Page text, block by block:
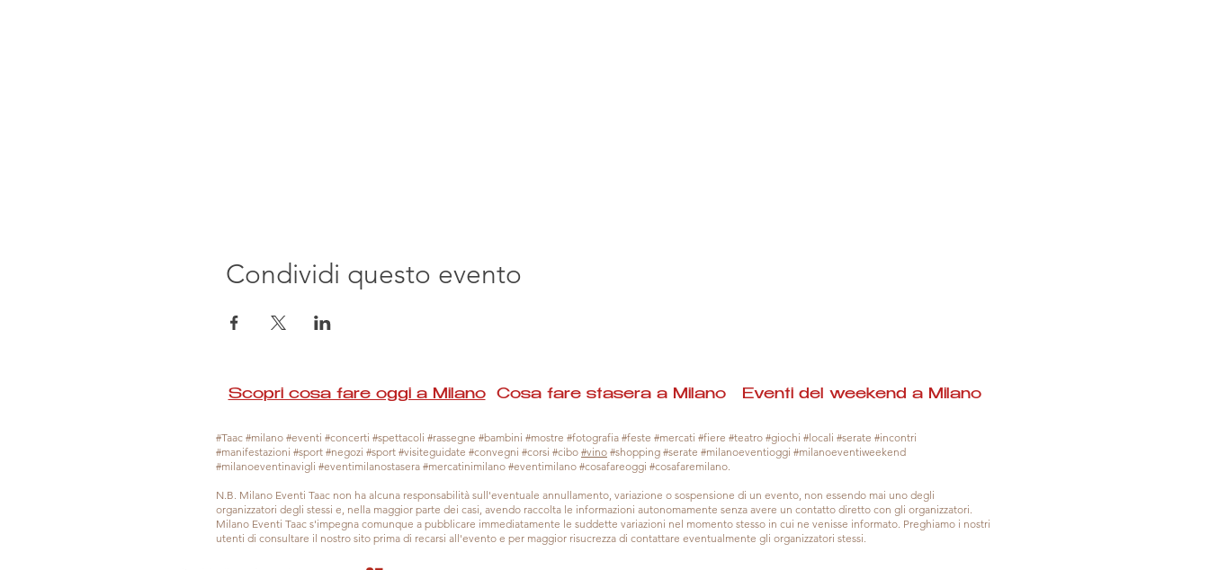
Condividi questo evento
Scopri cosa fare oggi a MilanoCosa fare stasera a Milano Eventi del weekend a Milano
#Taac #milano #eventi #concerti #spettacoli #rassegne #bambini #mostre #fotografia #feste #mercati #fiere #teatro #giochi #locali #serate #incontri
#manifestazioni #sport #negozi #sport #visiteguidate #convegni #corsi #cibo #vino #shopping #serate #milanoeventioggi #milanoeventiweekend
#milanoeventinavigli #eventimilanostasera #mercatinimilano #eventimilano #cosafareoggi #cosafaremilano.
N.B. Milano Eventi Taac non ha alcuna responsabilità sull'eventuale annullamento, variazione o sospensione di un evento, non essendo mai uno degli
organizzatori degli stessi e, nella maggior parte dei casi, avendo raccolta le informazioni autonomamente senza avere un contatto diretto con gli organizzatori.
Milano Eventi Taac s'impegna comunque a pubblicare immediatamente le suddette variazioni nel momento stesso in cui ne venisse informato. Preghiamo i nostri
utenti di consultare il nostro sito prima di recarsi all'evento e per maggior risucrezza di contattare eventualmente gli organizzatori stessi.